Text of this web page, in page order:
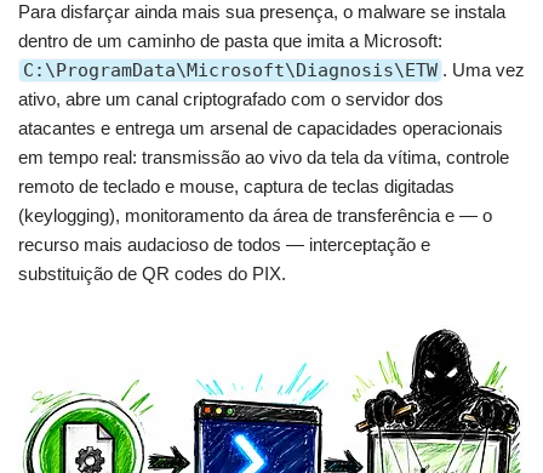
Para disfarçar ainda mais sua presença, o malware se instala
dentro de um caminho de pasta que imita a Microsoft:
C:\ProgramData\Microsoft\Diagnosis\ETW . Uma vez
ativo, abre um canal criptografado com o servidor dos
atacantes e entrega um arsenal de capacidades operacionais
em tempo real: transmissão ao vivo da tela da vítima, controle
remoto de teclado e mouse, captura de teclas digitadas
(keylogging), monitoramento da área de transferência e — o
recurso mais audacioso de todos — interceptação e
substituição de QR codes do PIX.